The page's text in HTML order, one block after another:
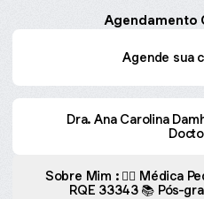
Agendamento
Agende sua
Dra. Ana Carolina
Sobre Mim : 👩‍⚕️ Médica
RQE 33343 📚 Pós-